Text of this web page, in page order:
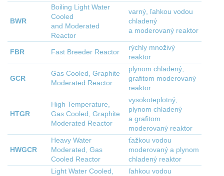
BWR
Boiling Light Water
Cooled
and Moderated
Reactor
varný, ľahkou vodou
chladený
a moderovaný reaktor
FBR Fast Breeder Reactor
rýchly množivý
reaktor
GCR
Gas Cooled, Graphite
Moderated Reactor
plynom chladený,
grafitom moderovaný
reaktor
HTGR
High Temperature,
Gas Cooled, Graphite
Moderated Reactor
vysokoteplotný,
plynom chladený
a grafitom
moderovaný reaktor
HWGCR
Heavy Water
Moderated, Gas
Cooled Reactor
ťažkou vodou
moderovaný a plynom
chladený reaktor
Light Water Cooled,
ľahkou vodou